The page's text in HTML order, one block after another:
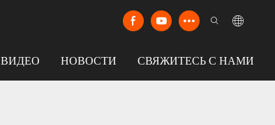
ВИДЕО НОВОСТИ СВЯЖИТЕСЬ С НАМИ